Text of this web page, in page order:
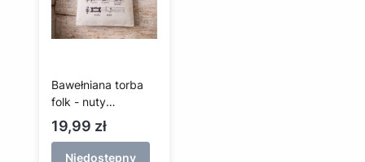
Bawełniana torba
folk - nuty
kaszubskie - krótka
rączka
Cena
19,99 zł
Niedostępny